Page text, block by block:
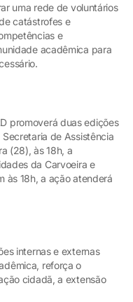
uma rede de voluntários
catástrofes e
e
acadêmica para
promoverá duas edições
de Assistência
(28), às 18h, a
da Carvoeira e
às 18h, a ação atenderá
internas e externas
reforça o
cidadã, a extensão